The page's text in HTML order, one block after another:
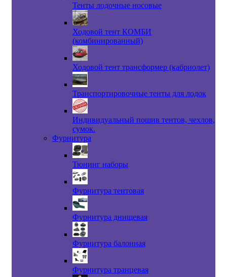
Тенты лодочные носовые
Ходовой тент КОМБИ
(комбинированный)
Ходовой тент трансформер (кабриолет)
Транспортировочные тенты для лодок
Индивидуальный пошив тентов, чехлов,
сумок.
Фурнитура
Тюнинг наборы
Фурнитура тентовая
Фурнитура днищевая
Фурнитура балонная
Фурнитура транцевая